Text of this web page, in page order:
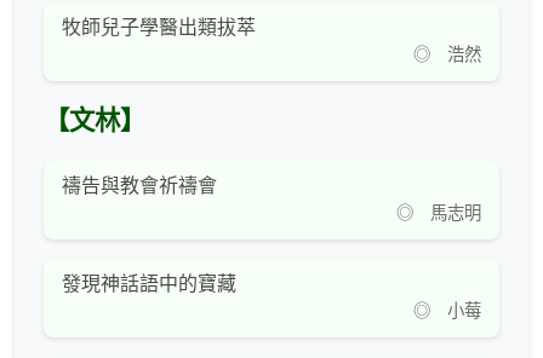
牧師兒子學醫出類拔萃
◎ 浩然
【文林】
禱告與教會祈禱會
◎ 馬志明
發現神話語中的寶藏
◎ 小莓